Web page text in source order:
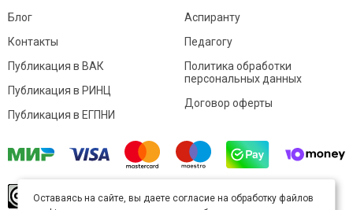
Блог
Контакты
Аспиранту
Педагогу
Публикация в ВАК
Публикация в РИНЦ
Публикация в ЕГПНИ
Политика обработки
персональных данных
Договор оферты
произведение доступно полицензии Creative
Оставаясь на сайте, вы даете согласие на обработку файлов